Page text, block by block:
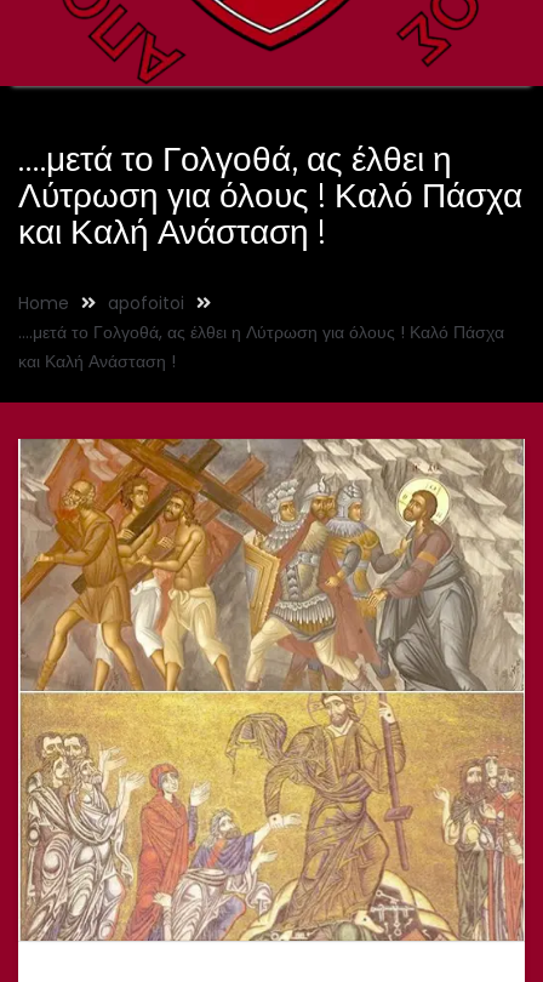
….μετά το Γολγοθά, ας έλθει η
Λύτρωση για όλους ! Καλό Πάσχα
και Καλή Ανάσταση !
Home
apofoitoi
….μετά το Γολγοθά, ας έλθει η Λύτρωση για όλους ! Καλό Πάσχα
και Καλή Ανάσταση !